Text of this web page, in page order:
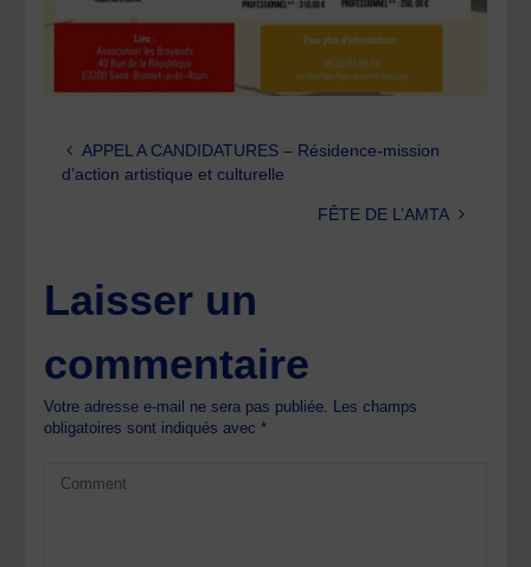
APPEL A CANDIDATURES – Résidence-mission
d’action artistique et culturelle
FÊTE DE L’AMTA
Laisser un
commentaire
Votre adresse e-mail ne sera pas publiée. Les champs
obligatoires sont indiqués avec*